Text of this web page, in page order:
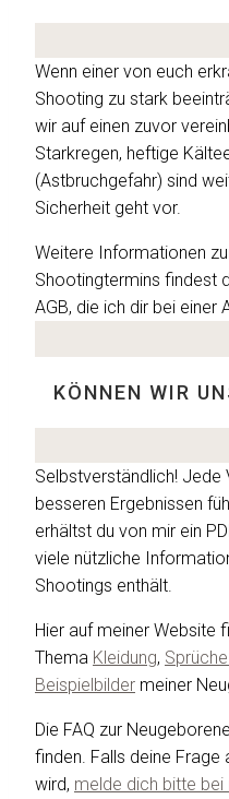
Wenn einer von euch
Shooting zu stark
wir auf einen zuvor
Starkregen, heftige
(Astbruchgefahr) sind
Sicherheit geht vor.
Weitere Informationen
Shootingtermins findest
AGB, die ich dir bei einer
KÖNNEN WIR
Selbstverständlich! Jede
besseren Ergebnissen
erhältst du von mir ein
viele nützliche
Shootings enthält.
Hier auf meiner Website
Thema Kleidung, Sprüche
Beispielbilder meiner
Die FAQ zur
finden. Falls deine
wird, melde dich bitte bei